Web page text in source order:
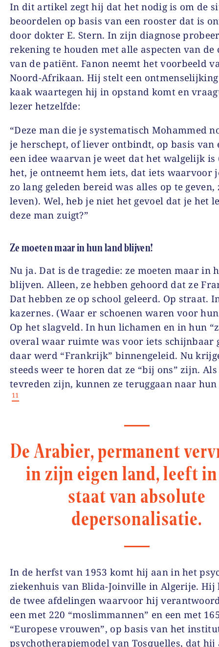
In dit artikel zegt hij dat het nodig is om de
beoordelen op basis van een rooster dat is
door dokter E. Stern. In zijn diagnose
rekening te houden met alle aspecten van de
van de patiënt. Fanon neemt het voorbeeld
Noord-Afrikaan. Hij stelt een
kaak waartegen hij in opstand komt en
lezer hetzelfde:
“Deze man die je systematisch Mohammed
je herschept, of liever ontbindt, op basis van
een idee waarvan je weet dat het walgelijk is
het, je ontneemt hem iets, dat iets waarvoor
zo lang geleden bereid was alles op te geven,
leven). Wel, heb je niet het gevoel dat je het
deze man zuigt?”
Ze moeten maar in hun land blijven!
Nu ja. Dat is de tragedie: ze moeten maar in
blijven. Alleen, ze hebben gehoord dat ze
Dat hebben ze op school geleerd. Op straat.
kazernes. (Waar er schoenen waren voor
Op het slagveld. In hun lichamen en in hun
overal waar ruimte was voor iets schijnbaar
daar werd “Frankrijk” binnengeleid. Nu
steeds weer te horen dat ze “bij ons” zijn.
tevreden zijn, kunnen ze teruggaan naar hun
11
De Arabier, permanent
in zijn eigen land, leeft
staat van absolute
depersonalisatie.
In de herfst van 1953 komt hij aan in het
ziekenhuis van Blida-Joinville in Algerije.
de twee afdelingen waarvoor hij
een met 220 “moslimmannen” en een met
“Europese vrouwen”, op basis van het
psychotherapiemodel van Tosquelles, dat hij